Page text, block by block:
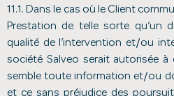
11.1. Dans le cas où le Client
Prestation de telle sorte qu’un
qualité de l’intervention et/ou
société Salveo serait autorisée
semble toute information et/ou
et ce sans préjudice des